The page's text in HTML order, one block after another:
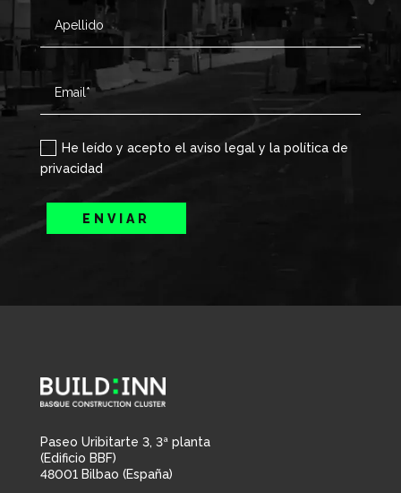
He leído y acepto el aviso legal y la política de
privacidad
ENVIAR
Paseo Uribitarte 3, 3ª planta
(Edificio BBF)
48001 Bilbao (España)